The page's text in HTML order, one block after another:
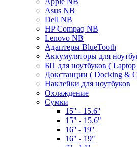
Asus NB
Dell NB
HP Compaq NB
Lenovo NB
Адаптеры BlueTooth
Аккумуляторы для
БП для ноутбуков (
Докстанции ( Docking &
Наклейки для ноутбуков
Охлаждение
Сумки
15'' - 15.6''
15" - 15.6"
16'' - 19''
16" - 19"